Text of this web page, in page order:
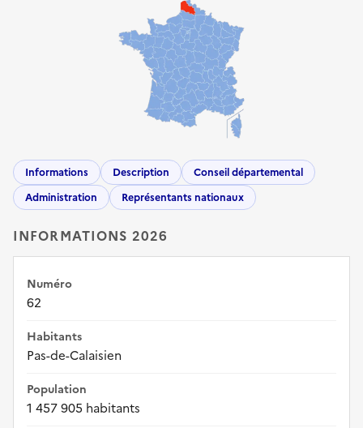
Informations Description
Conseil départemental
Administration
Représentants nationaux
INFORMATIONS 2026
Numéro
62
Habitants
Pas-de-Calaisien
Population
1 457 905 habitants